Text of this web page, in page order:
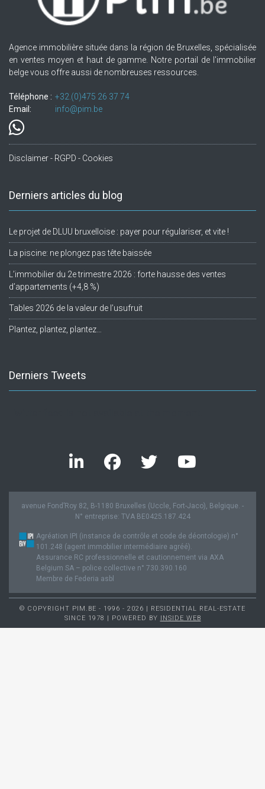
Agence immobilière située dans la région de Bruxelles, spécialisée
en ventes moyen et haut de gamme. Notre portail de l'immobilier
belge vous offre aussi de nombreuses ressources.
Téléphone : +32.(0)475 26 37 74
Email:
info@pim.be
Disclaimer - RGPD - Cookies
Derniers articles du blog
Le projet de DLUU bruxelloise : payer pour régulariser, et vite !
La piscine: ne plongez pas tête baissée
L’immobilier du 2e trimestre 2026 : forte hausse des ventes
d’appartements (+4,8 %)
Tables 2026 de la valeur de l’usufruit
Plantez, plantez, plantez…
Derniers Tweets
avenue Fond’Roy 82, B-1180 Bruxelles (Uccle, Fort-Jaco), Belgique. -
N° entreprise: TVA BE0425.187.424
Agréation IPI (instance de contrôle et code de déontologie) n°
101.248 (agent immobilier intermédiaire agréé).
Assurance RC professionnelle et cautionnement via AXA
Belgium SA – police collective n° 730.390.160
Membre de Federia asbl
© COPYRIGHT PIM.BE - 1996 - 2026 | RESIDENTIAL REAL-ESTATE
SINCE 1978 | POWERED BY INSIDE WEB